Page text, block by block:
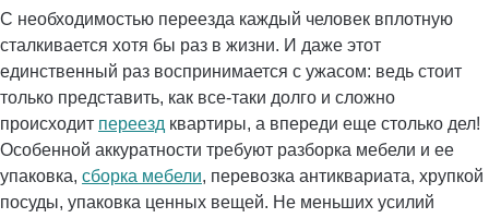
С необходимостью переезда каждый человек вплотную
сталкивается хотя бы раз в жизни. И даже этот
единственный раз воспринимается с ужасом: ведь стоит
только представить, как все-таки долго и сложно
происходит переезд квартиры, а впереди еще столько дел!
Особенной аккуратности требуют разборка мебели и ее
упаковка, сборка мебели, перевозка антиквариата, хрупкой
посуды, упаковка ценных вещей. Не меньших усилий